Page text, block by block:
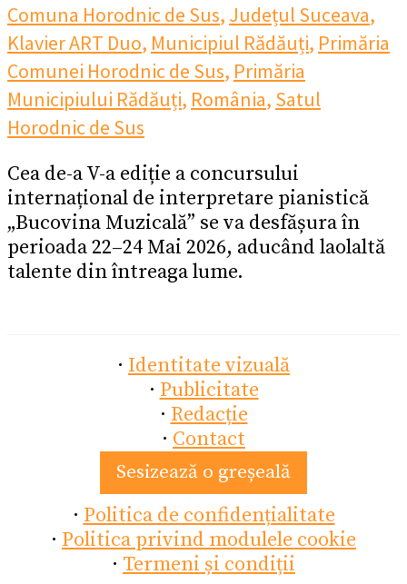
Comuna Horodnic de Sus, Județul Suceava,
Klavier ART Duo, Municipiul Rădăuți, Primăria
Comunei Horodnic de Sus, Primăria
Municipiului Rădăuți, România, Satul
Horodnic de Sus
Cea de-a V-a ediție a concursului
internațional de interpretare pianistică
„Bucovina Muzicală” se va desfășura în
perioada 22–24 Mai 2026, aducând laolaltă
talente din întreaga lume.
· Identitate vizuală
· Publicitate
· Redacție
· Contact
Sesizează o greșeală
· Politica de confidențialitate
· Politica privind modulele cookie
· Termeni și condiții